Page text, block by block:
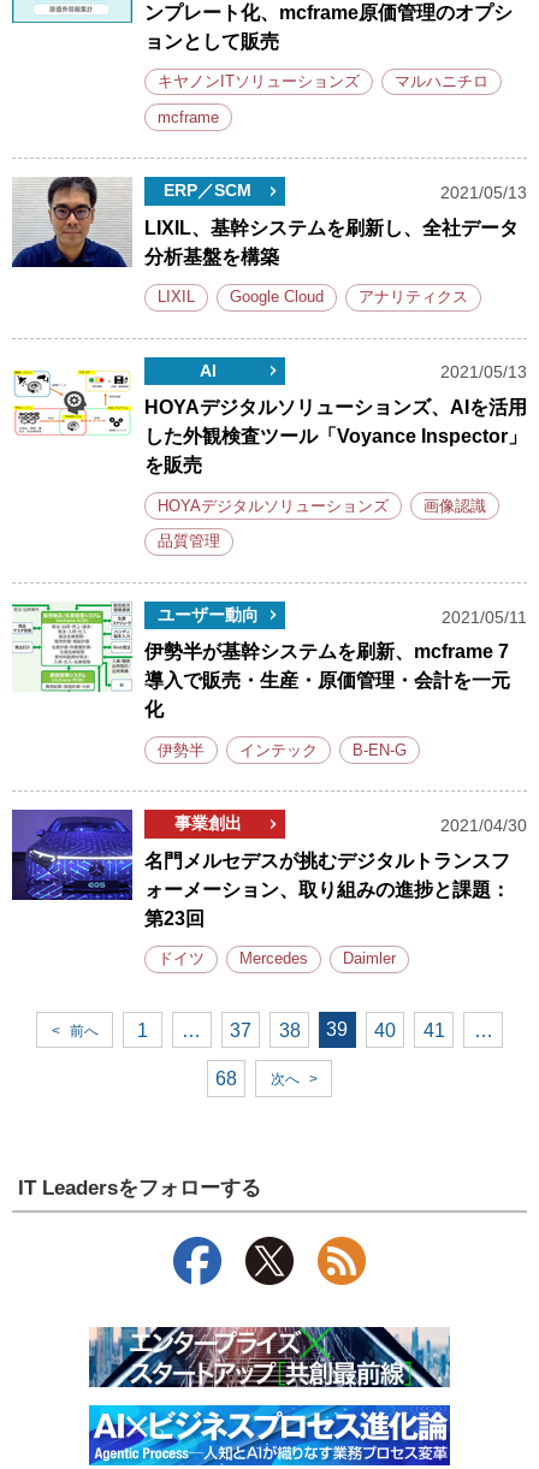
ンプレート化、mcframe原価管理のオプシ
ョンとして販売
キヤノンITソリューションズ マルハニチロ
mcframe
ERP／SCM 2021/05/13
LIXIL、基幹システムを刷新し、全社データ
分析基盤を構築
LIXIL Google Cloud アナリティクス
AI 2021/05/13
HOYAデジタルソリューションズ、AIを活用
した外観検査ツール「Voyance Inspector」
を販売
HOYAデジタルソリューションズ 画像認識
品質管理
ユーザー動向 2021/05/11
伊勢半が基幹システムを刷新、mcframe 7
導入で販売・生産・原価管理・会計を一元
化
伊勢半 インテック B-EN-G
事業創出 2021/04/30
名門メルセデスが挑むデジタルトランスフ
ォーメーション、取り組みの進捗と課題：
第23回
ドイツ Mercedes Daimler
< 前へ 1 … 37 38 39 40 41 …
68 次へ >
IT Leadersをフォローする